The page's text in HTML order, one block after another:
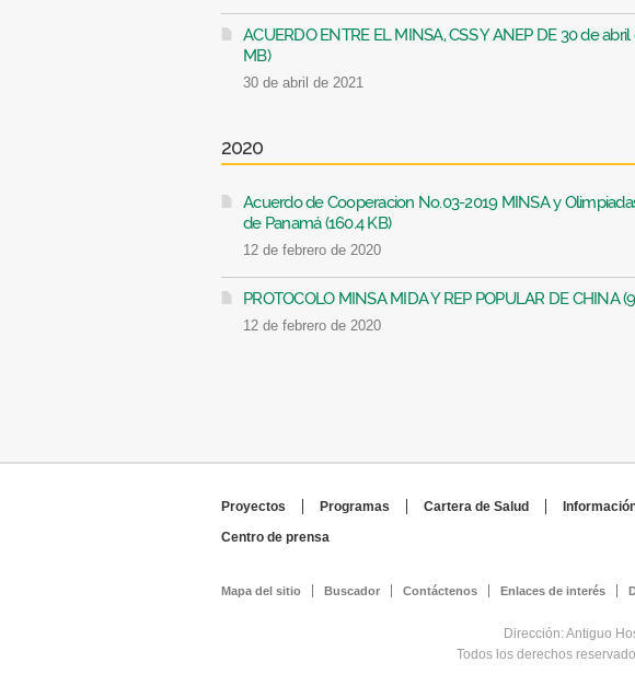
ACUERDO ENTRE EL MINSA, CSS Y ANEP DE 30 de abril
MB)
30 de abril de 2021
2020
Acuerdo de Cooperacion No.03-2019 MINSA y
de Panamá (160.4 KB)
12 de febrero de 2020
PROTOCOLO MINSA MIDA Y REP POPULAR DE CHINA
12 de febrero de 2020
Proyectos Programas Cartera de Salud
Centro de prensa
Mapa del sitio Buscador Contáctenos Enlaces de interés
Dirección: Antiguo
Todos los derechos